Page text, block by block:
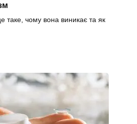
таке, чому вона виникає та як